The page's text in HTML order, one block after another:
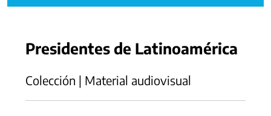
Presidentes de Latinoamérica
Colección | Material audiovisual